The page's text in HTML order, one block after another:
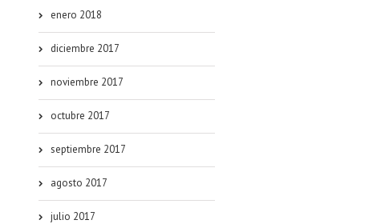
enero 2018
diciembre 2017
noviembre 2017
octubre 2017
septiembre 2017
agosto 2017
julio 2017